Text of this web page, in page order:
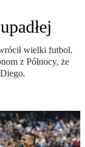
wielki futbol.
z Północy, że